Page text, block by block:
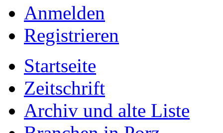
Anmelden
Registrieren
Startseite
Zeitschrift
Archiv und alte Liste